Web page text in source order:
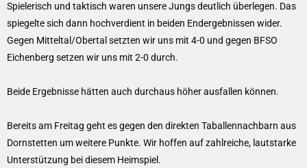
Spielerisch und taktisch waren unsere Jungs deutlich überlegen. Das
spiegelte sich dann hochverdient in beiden Endergebnissen wider.
Gegen Mitteltal/Obertal setzten wir uns mit 4-0 und gegen BFSO
Eichenberg setzen wir uns mit 2-0 durch.
Beide Ergebnisse hätten auch durchaus höher ausfallen können.
Bereits am Freitag geht es gegen den direkten Taballennachbarn aus
Dornstetten um weitere Punkte. Wir hoffen auf zahlreiche, lautstarke
Unterstützung bei diesem Heimspiel.